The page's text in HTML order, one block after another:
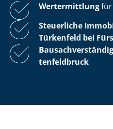
Wertermittlungfür
Steuerliche
Türkenfeld bei
ten­feld­bruck